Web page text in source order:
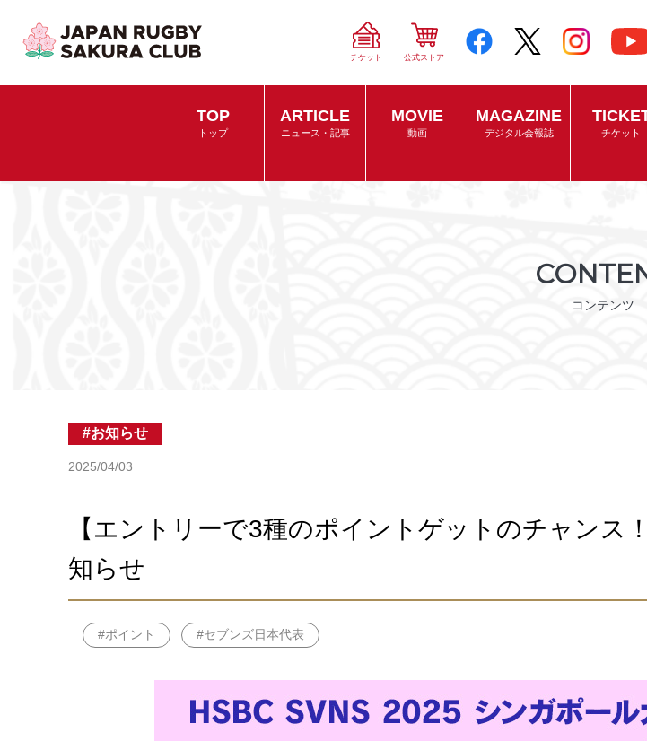
チケット 公式ストア
TOP
トップ
ARTICLE
ニュース・記事
MOVIE
動画
MAGAZINE
デジタル会報誌 チケット
コンテンツ
お知らせ
2025/04/03
【エントリーで3種のポイントゲットのチャンス
知らせ
ポイント セブンズ日本代表